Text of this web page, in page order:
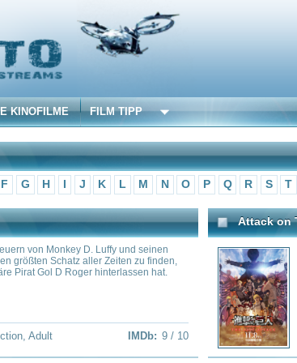
K L M N O P Q R S T U V W X Y Z
Luffy und seinen
Zeiten zu finden,
hinterlassen hat.
9 / 10
Attack on Titan: The Last Attack
Die Welt steht auf dem Spiel,
der Titanen entfesselt. Er ist
vernichten, die Eldia bedrohen.
Genre: Action,Adventure
rächen, die sie im
machten, und
nicht zurück.
Thorfinn unternimmt eine Reise
Vaters, um sich zu rächen und
als ehrenhafter Krieger zu